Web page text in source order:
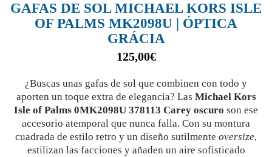
GAFAS DE SOL MICHAEL KORS ISLE
OF PALMS MK2098U | ÓPTICA
GRÁCIA
125,00€
¿Buscas unas gafas de sol que combinen con todo y
aporten un toque extra de elegancia? Las Michael Kors
Isle of Palms 0MK2098U 378113 Carey oscuro son ese
accesorio atemporal que nunca falla. Con su montura
cuadrada de estilo retro y un diseño sutilmente oversize,
estilizan las facciones y añaden un aire sofisticado